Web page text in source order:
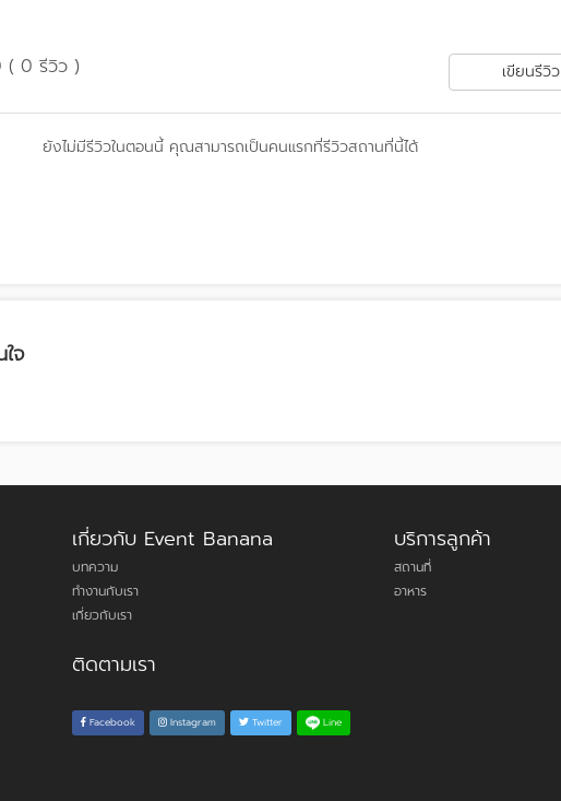
( 0 รีวิว ) เขียนรีวิว
ยังไม่มีรีวิวในตอนนี้ คุณสามารถเป็นคนแรกที่รีวิวสถานที่นี้ได้
จ
เกี่ยวกับ Event Banana
บทความ
ทำงานกับเรา
เกี่ยวกับเรา
ติดตามเรา
Facebook Instagram Twitter Line
บริการลูกค้า
สถานที่
อาหาร